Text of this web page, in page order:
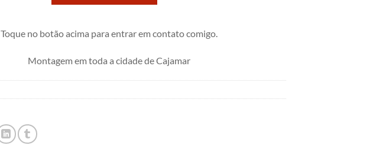
avaliação
Toque no botão acima para entrar em contato comigo.
Montagem em toda a cidade de Cajamar